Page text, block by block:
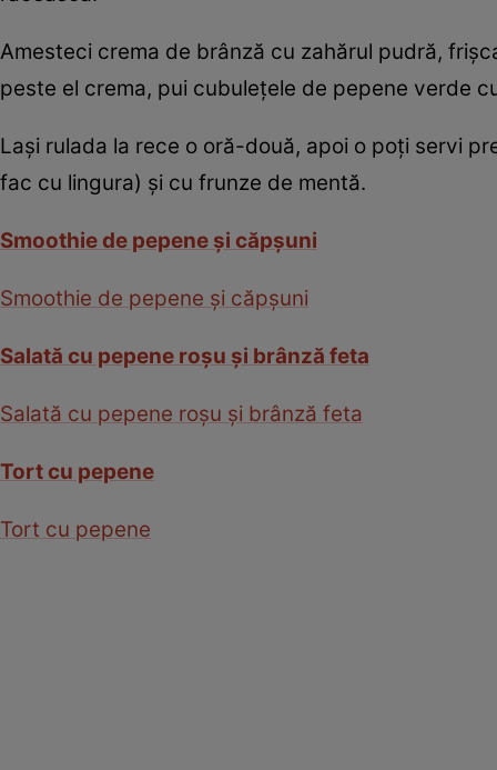
Amesteci crema de brânză cu zahărul pudră,
peste el crema, pui cubuleţele de pepene verde
Laşi rulada la rece o oră-două, apoi o poţi servi
fac cu lingura) şi cu frunze de mentă.
Smoothie de pepene şi căpşuni
Smoothie de pepene şi căpşuni
Salată cu pepene roşu şi brânză feta
Salată cu pepene roşu şi brânză feta
Tort cu pepene
Tort cu pepene